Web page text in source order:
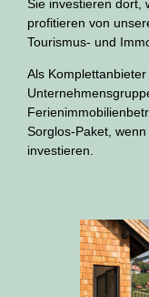
Sie investieren dort,
profitieren von
Tourismus- und
Als
Sorglos-Paket,
investieren.